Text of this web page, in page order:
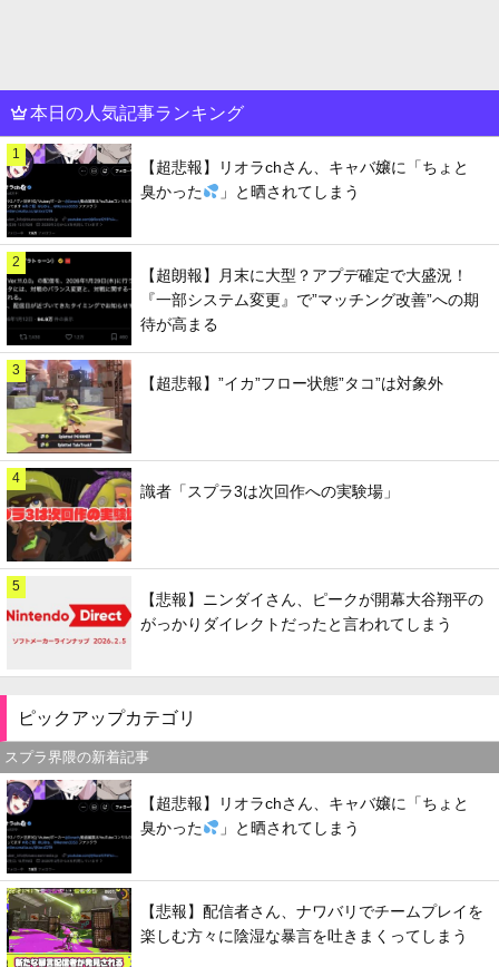
本日の人気記事ランキング
1
【超悲報】リオラchさん、キャバ嬢に「ちょと
臭かった
」と晒されてしまう
2
【超朗報】月末に大型？アプデ確定で大盛況！
『一部システム変更』で”マッチング改善”への期
待が高まる
3
【超悲報】”イカ”フロー状態”タコ”は対象外
4
識者「スプラ3は次回作への実験場」
5
【悲報】ニンダイさん、ピークが開幕大谷翔平の
がっかりダイレクトだったと言われてしまう
ピックアップカテゴリ
スプラ界隈の新着記事
【超悲報】リオラchさん、キャバ嬢に「ちょと
臭かった
」と晒されてしまう
【悲報】配信者さん、ナワバリでチームプレイを
楽しむ方々に陰湿な暴言を吐きまくってしまう